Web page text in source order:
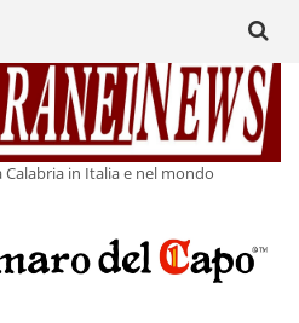
Calabria in Italia e nel mondo
for: